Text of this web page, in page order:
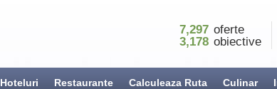
7,297 oferte
3,178 obiective
Hoteluri Restaurante Calculeaza Ruta Culinar